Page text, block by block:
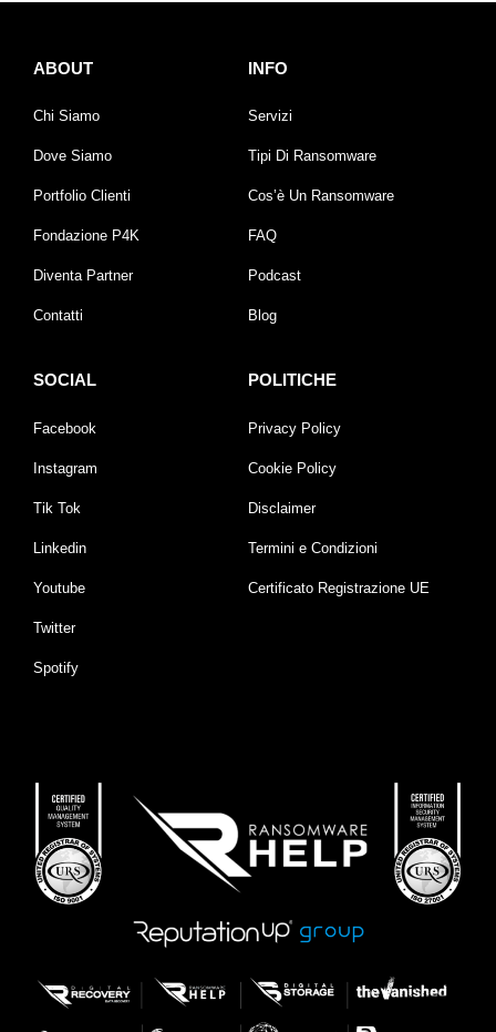
ABOUT
Chi Siamo
Dove Siamo
Portfolio Clienti
Fondazione P4K
Diventa Partner
Contatti
INFO
Servizi
Tipi Di Ransomware
Cos’è Un Ransomware
FAQ
Podcast
Blog
SOCIAL
Facebook
Instagram
Tik Tok
Linkedin
Youtube
Twitter
Spotify
POLITICHE
Privacy Policy
Cookie Policy
Disclaimer
Termini e Condizioni
Certificato Registrazione UE